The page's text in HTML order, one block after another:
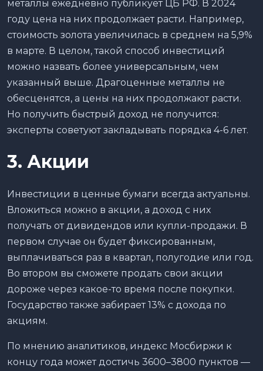
металлы ежедневно публикует ЦБ РФ. В 2024
году цена на них продолжает расти. Например,
стоимость золота увеличилась в среднем на 5,9%
в марте. В целом, такой способ инвестиций
можно назвать более универсальным, чем
указанный выше. Драгоценные металлы не
обесценятся, а цены на них продолжают расти.
Но получить быстрый доход не получится:
эксперты советуют закладывать порядка 4-6 лет.
3. Акции
Инвестиции в ценные бумаги всегда актуальны.
Вложиться можно в акции, а доход с них
получать от дивидендов или купли-продажи. В
первом случае он будет фиксированным,
выплачиваться раз в квартал, полугодие или год.
Во втором вы сможете продать свои акции
дороже через какое-то время после покупки.
Государство также забирает 13% с дохода по
акциям.
По мнению аналитиков, индекс Мосбиржи к
концу года может достичь 3600–3800 пунктов —